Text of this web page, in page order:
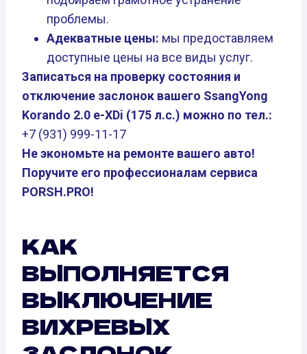
проблемы.
Адекватные цены: мы предоставляем
доступные цены на все виды услуг.
Записаться на проверку состояния и
отключение заслонок вашего SsangYong
Korando 2.0 e-XDi (175 л.с.) можно по тел.:
+7 (931) 999-11-17
Не экономьте на ремонте вашего авто!
Поручите его профессионалам сервиса
PORSH.PRO!
КАК
ВЫПОЛНЯЕТСЯ
ВЫКЛЮЧЕНИЕ
ВИХРЕВЫХ